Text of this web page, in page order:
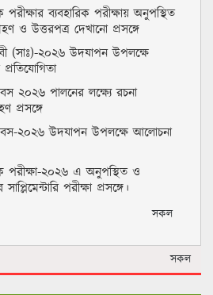
পরীক্ষার ব্যবহারিক পরীক্ষায় অনুপস্থিত
ও উত্তরপত্র দেখানো প্রসঙ্গে
(সাঃ)-২০২৬ উদযাপন উপলক্ষে
২০২৬ পালনের লক্ষ্যে রচনা
প্রসঙ্গে
২০২৬ উদযাপন উপলক্ষে আলোচনা
পরীক্ষা-২০২৬ এ অনুপস্থিত ও
পরীক্ষা প্রসঙ্গে।
সকল
সকল